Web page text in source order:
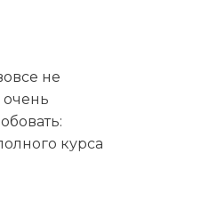
не
очень
курса